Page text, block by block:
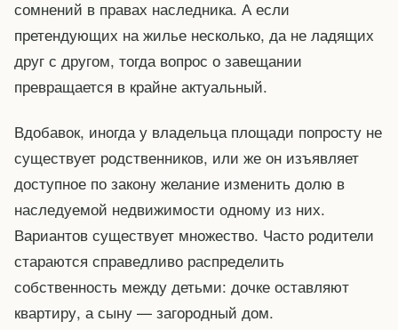
сомнений в правах наследника. А если
претендующих на жилье несколько, да не ладящих
друг с другом, тогда вопрос о завещании
превращается в крайне актуальный.
Вдобавок, иногда у владельца площади попросту не
существует родственников, или же он изъявляет
доступное по закону желание изменить долю в
наследуемой недвижимости одному из них.
Вариантов существует множество. Часто родители
стараются справедливо распределить
собственность между детьми: дочке оставляют
квартиру, а сыну — загородный дом.